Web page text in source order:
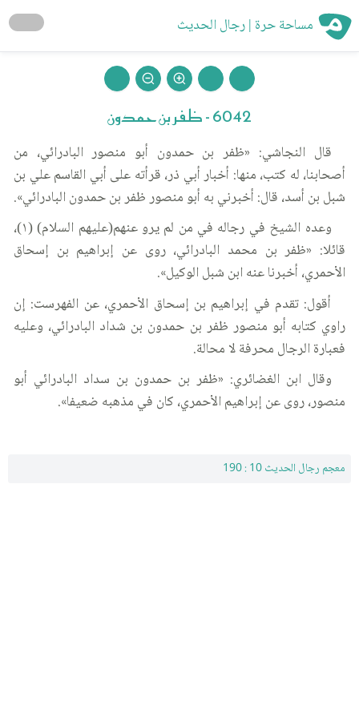
مساحة حرة | رجال الحديث
6042 - ظفر بن حمدون
قال النجاشي: «ظفر بن حمدون أبو منصور البادرائي، من
أصحابنا، له كتب، منها: أخبار أبي ذر، قرأته على أبي القاسم علي بن
شبل بن أسد، قال: أخبرني به أبو منصور ظفر بن حمدون البادرائي».
وعده الشيخ في رجاله في من لم يرو عنهم(عليهم السلام) (١)،
قائلا: «ظفر بن محمد البادرائي، روى عن إبراهيم بن إسحاق
الأحمري، أخبرنا عنه ابن شبل الوكيل».
أقول: تقدم في إبراهيم بن إسحاق الأحمري، عن الفهرست: إن
راوي كتابه أبو منصور ظفر بن حمدون بن شداد البادرائي، وعليه
فعبارة الرجال محرفة لا محالة.
وقال ابن الغضائري: «ظفر بن حمدون بن سداد البادرائي أبو
منصور، روى عن إبراهيم الأحمري، كان في مذهبه ضعيفا».
معجم رجال الحديث 10 : 190